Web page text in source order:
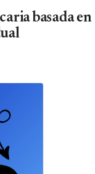
basada en